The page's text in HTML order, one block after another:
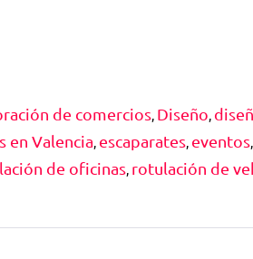
de comercios, Diseño,
en Valencia, escaparates, eventos,
de oficinas, rotulación de